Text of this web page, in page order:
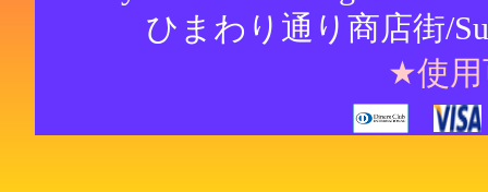
ひまわり通り商店街/
★使